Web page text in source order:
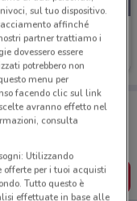
te!
negozi vicino a te,
comodamente
L’APP
sul tuo dispositivo.
affinché
partner trattiamo i
dovessero essere
potrebbero non
menu per
facendo clic sul link
avranno effetto nel
consulta
Utilizzando
offerte per i tuoi acquisti
Tutto questo è
effettuate in base alle